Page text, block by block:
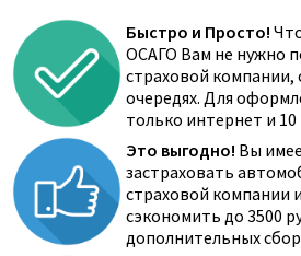
Быстро и Просто!
ОСАГО Вам не нужно
страховой компании,
очередях. Для
только интернет и
Это выгодно! Вы
застраховать
страховой компании
сэкономить до 3500
дополнительных